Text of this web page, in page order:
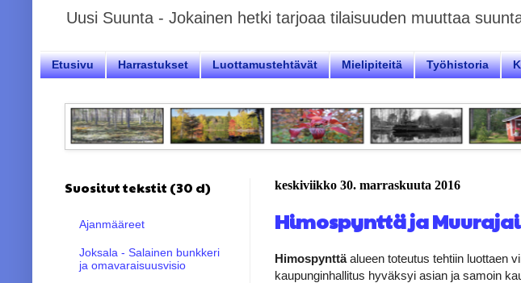
Uusi Suunta - Jokainen hetki tarjoaa tilaisuuden muuttaa
Etusivu Harrastukset Luottamustehtävät Mielipiteitä Työhistoria
keskiviikko 30. marraskuuta 2016
Himospynttä ja
Himospynttäalueen toteutus tehtiin luottaen
kaupunginhallitus hyväksyi asian ja samoin
Suositut tekstit (30 d)
Ajanmääreet
Joksala - Salainen bunkkeri
ja omavaraisuusvisio